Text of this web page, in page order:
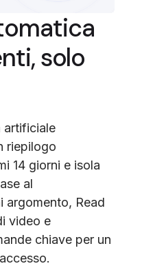
solo
artificiale
riepilogo
14 giorni e isola
al
argomento, Read
video e
chiave per un